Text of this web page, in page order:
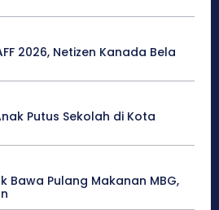
2026, Netizen Kanada Bela
Putus Sekolah di Kota
Bawa Pulang Makanan MBG,